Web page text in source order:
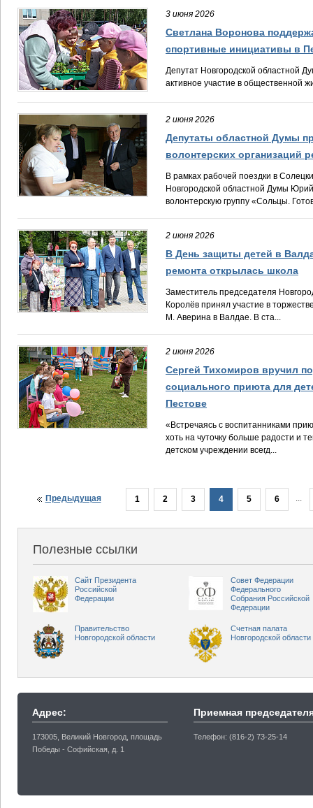
3 июня 2026
Светлана Воронова
спортивные инициативы в
Депутат Новгородской областной
активное участие в общественной
2 июня 2026
Депутаты областной Думы
волонтерских организаций
В рамках рабочей поездки в
Новгородской областной Думы
волонтерскую группу «Сольцы.
2 июня 2026
В День защиты детей в
ремонта открылась школа
Заместитель председателя
Королёв принял участие в
М. Аверина в Валдае. В ста...
2 июня 2026
Сергей Тихомиров вручил
социального приюта для
Пестове
«Встречаясь с воспитанниками
хоть на чуточку больше радости и
детском учреждении всегд...
Предыдущая 1 2 3 4 5 6 ...
Полезные ссылки
Сайт Президента
Российской
Федерации
Совет Федерации
Федерального
Собрания Российской
Федерации
Правительство
Новгородской области
Счетная палата
Новгородской области
Адрес:
173005, Великий Новгород, площадь
Победы - Софийская, д. 1
Приемная
Телефон: (816-2) 73-25-14